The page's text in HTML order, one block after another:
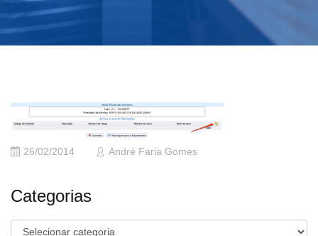
26/02/2014 André Faria Gomes
Categorias
Categorias